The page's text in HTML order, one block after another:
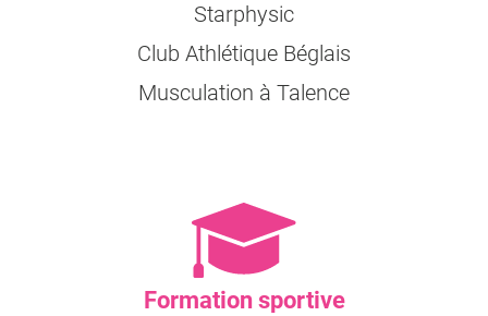
Starphysic
Club Athlétique Béglais
Musculation à Talence
Formation sportive